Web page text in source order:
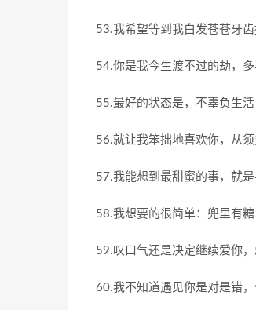
53.我希望等到我白发苍苍牙
54.你是我今生渡不过的劫，
55.最好的状态是，不辜负生
56.就让我笨拙地喜欢你，从
57.我能想到最甜蜜的事，就
58.我想要的很简单：兜里有
59.叹口气还是决定继续爱你，
60.我不知道遇见你是对是错